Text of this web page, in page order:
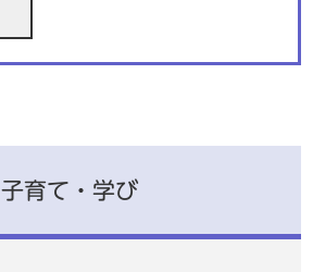
子育て・学び